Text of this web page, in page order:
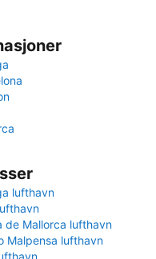
lufthavn
de Mallorca lufthavn
Malpensa lufthavn